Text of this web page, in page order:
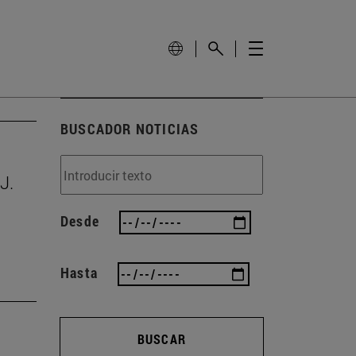
BUSCADOR NOTICIAS
Desde
Hasta
BUSCAR